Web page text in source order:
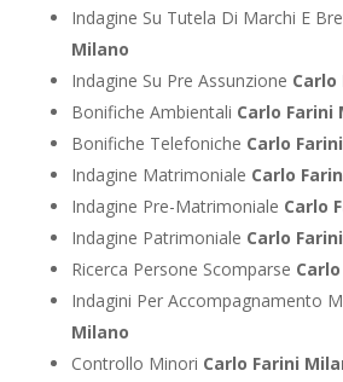
Indagine Su Tutela Di Marchi E
Milano
Indagine Su Pre Assunzione Carlo
Bonifiche Ambientali Carlo Farini
Bonifiche Telefoniche Carlo
Indagine Matrimoniale Carlo
Indagine Pre-Matrimoniale Carlo
Indagine Patrimoniale Carlo
Ricerca Persone Scomparse
Indagini Per Accompagnamento
Milano
Controllo Minori Carlo Farini